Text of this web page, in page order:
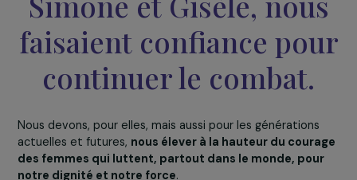
l’extrême-droite il se produira exactement ce qui se
produit en Hongrie et ailleurs où l’extrême-droite arrive
pouvoir. Simone de Beauvoir, co-fondatrice de notre
association avec Gisèle Halimi, l’écrivait très justement,
Le deuxième sexe
« Rien n’est jamais
économique ou religieuse pour que les droits des
femmes soient remis en question. Votre vie durant,
vous devrez rester vigilantes. »